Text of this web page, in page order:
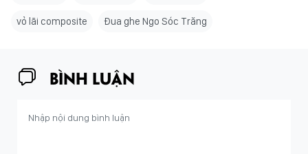
vỏ lãi composite Đua ghe Ngo Sóc Trăng
BÌNH LUẬN